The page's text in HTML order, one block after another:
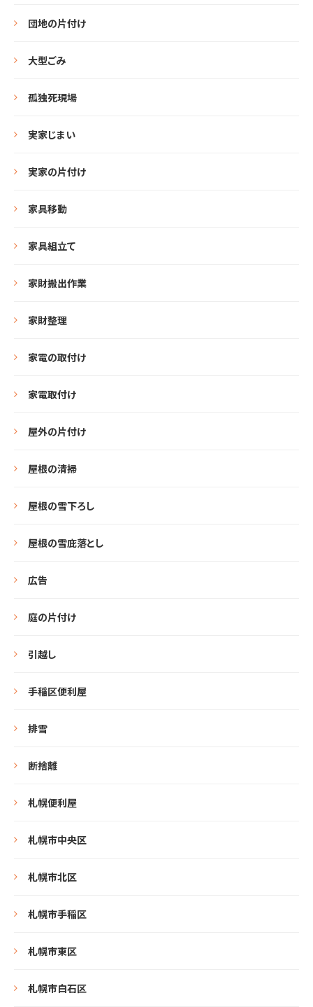
団地の片付け
大型ごみ
孤独死現場
実家じまい
実家の片付け
家具移動
家具組立て
家財搬出作業
家財整理
家電の取付け
家電取付け
屋外の片付け
屋根の清掃
屋根の雪下ろし
屋根の雪庇落とし
広告
庭の片付け
引越し
手稲区便利屋
排雪
断捨離
札幌便利屋
札幌市中央区
札幌市北区
札幌市手稲区
札幌市東区
札幌市白石区